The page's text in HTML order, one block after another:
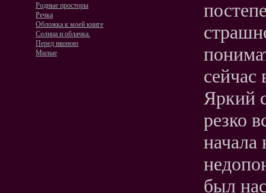
Родные просторы
Речка
Обложка к моей книге
Солнца и облачка.
Перед иконою
Милые
Яркий
резко
начала
был